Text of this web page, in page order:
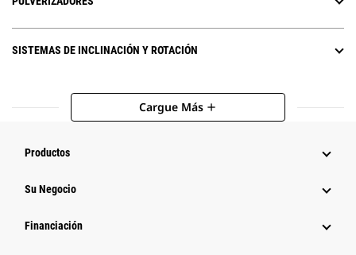
SISTEMAS DE INCLINACIÓN Y ROTACIÓN
Cargue Más add
Productos
Su Negocio
Financiación